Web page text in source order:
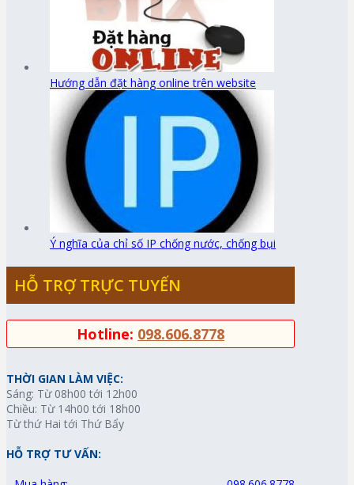
Hướng dẫn đặt hàng online trên website
Ý nghĩa của chỉ số IP chống nước, chống bụi
HỖ TRỢ TRỰC TUYẾN
Hotline: 098.606.8778
THỜI GIAN LÀM VIỆC:
Sáng: Từ 08h00 tới 12h00
Chiều: Từ 14h00 tới 18h00
Từ thứ Hai tới Thứ Bẩy
HỖ TRỢ TƯ VẤN: